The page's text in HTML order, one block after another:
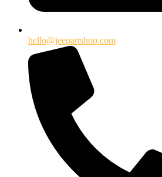
hello@jeepartshop.com